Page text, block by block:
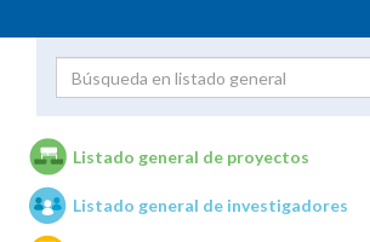
Unidades de investigación
Listado general de proyectos
Listado general de investigadores